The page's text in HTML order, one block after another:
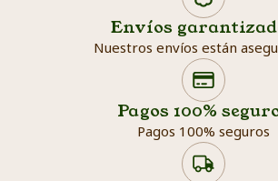
Envíos
Nuestros envíos están
Pagos 100%
Pagos 100% seguros
Search